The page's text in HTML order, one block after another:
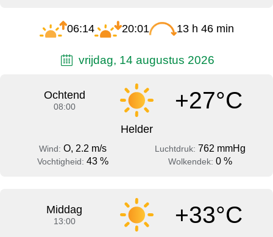
06:14 20:01 13 h 46 min
vrijdag, 14 augustus 2026
Ochtend
08:00 +27°C
Helder
Wind: O, 2.2 m/s Luchtdruk: 762 mmHg
Vochtigheid: 43 % Wolkendek: 0 %
Middag
13:00 +33°C